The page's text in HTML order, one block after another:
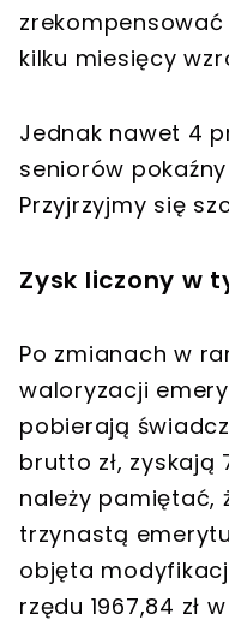
kilku miesięcy
Jednak nawet 4
seniorów
Przyjrzyjmy się
Zysk liczony w
Po zmianach w
waloryzacji
pobierają
brutto zł, zyskają
należy pamiętać,
trzynastą
objęta
rzędu 1967,84 zł